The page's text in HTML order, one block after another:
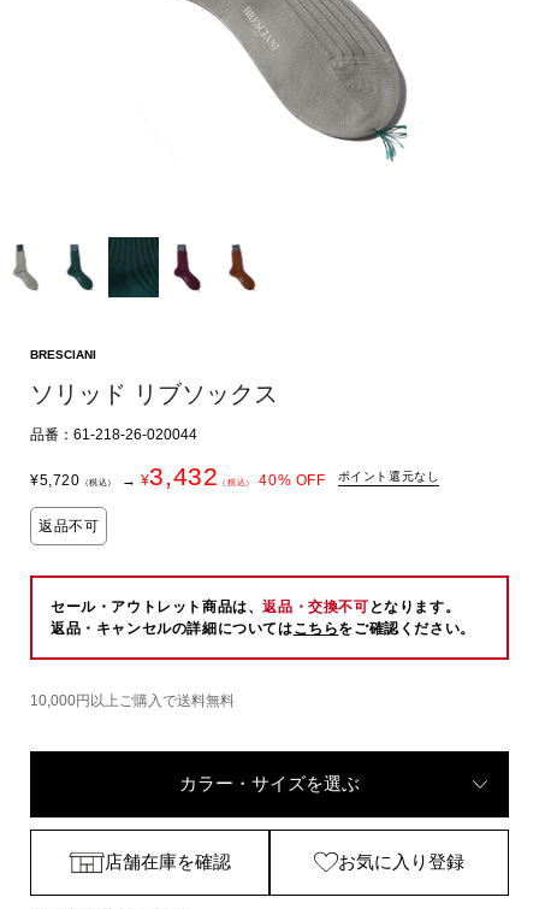
BRESCIANI
ソリッド リブソックス
品番：61-218-26-020044
¥5,720 （税込） → ¥3,432 （税込） 40% OFF ポイント還元なし
返品不可
セール・アウトレット商品は、返品・交換不可 となります。
返品・キャンセルの詳細についてはこちらをご確認ください。
10,000円以上ご購入で送料無料
カラー・サイズを選ぶ
店舗在庫を確認 お気に入り登録